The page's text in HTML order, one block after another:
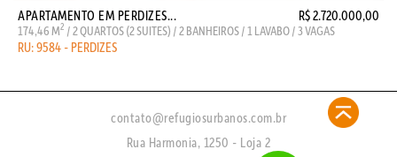
APARTAMENTO EM PERDIZES... R$ 2.720.000,00
174,46 M2 / 2 QUARTOS (2 SUITES) / 2 BANHEIROS / 1 LAVABO / 3 VAGAS
RU: 9584 - PERDIZES
contato@refugiosurbanos.com.br
Rua Harmonia, 1250 - Loja 2